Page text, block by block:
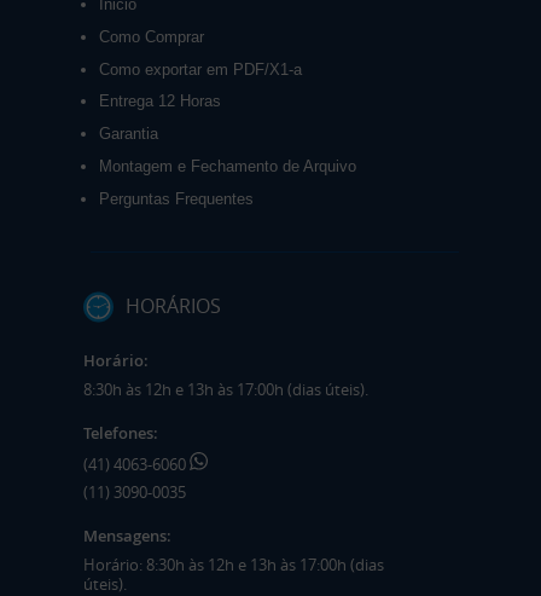
Inicio
Como Comprar
Como exportar em PDF/X1-a
Entrega 12 Horas
Garantia
Montagem e Fechamento de Arquivo
Perguntas Frequentes
HORÁRIOS
Horário:
8:30h às 12h e 13h às 17:00h (dias úteis).
Telefones:
(41) 4063-6060
(11) 3090-0035
Mensagens:
Horário: 8:30h às 12h e 13h às 17:00h (dias
úteis).